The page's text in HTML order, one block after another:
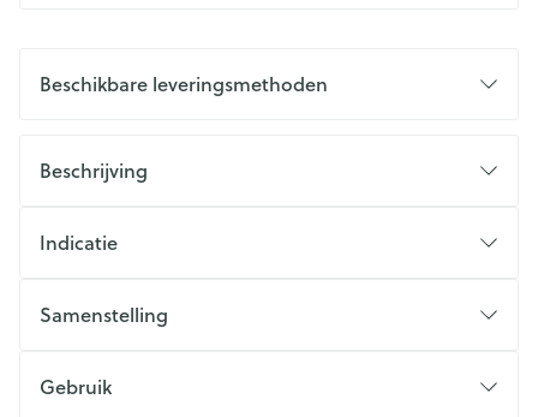
Beschikbare leveringsmethoden
Beschrijving
Indicatie
Samenstelling
Gebruik